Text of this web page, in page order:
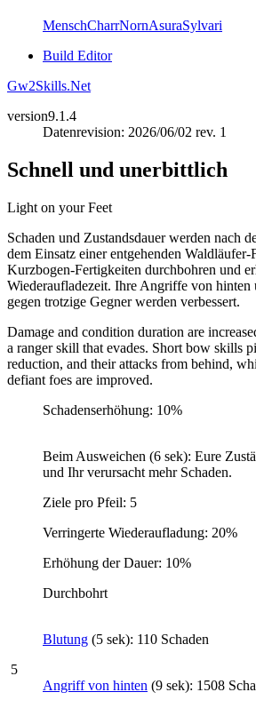
MenschCharrNornAsuraSylvari
Build Editor
Gw2Skills.Net
version9.1.4
Datenrevision: 2026/06/02 rev. 1
Schnell und unerbittlich
Light on your Feet
Schaden und Zustandsdauer werden nach
dem Einsatz einer entgehenden
Kurzbogen-Fertigkeiten durchbohren und
Wiederaufladezeit. Ihre Angriffe von hinten
gegen trotzige Gegner werden verbessert.
Damage and condition duration are
a ranger skill that evades. Short bow skills
reduction, and their attacks from behind,
defiant foes are improved.
Schadenserhöhung: 10%
Beim Ausweichen (6 sek): Eure
und Ihr verursacht mehr Schaden.
Ziele pro Pfeil: 5
Verringerte Wiederaufladung: 20%
Erhöhung der Dauer: 10%
Durchbohrt
Blutung (5 sek): 110 Schaden
5
Angriff von hinten (9 sek): 1508